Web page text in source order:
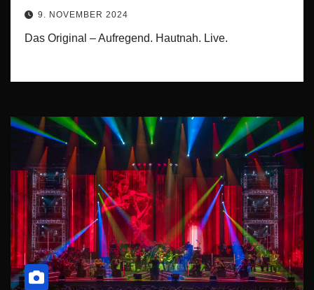
9. NOVEMBER 2024
Das Original – Aufregend. Hautnah. Live.